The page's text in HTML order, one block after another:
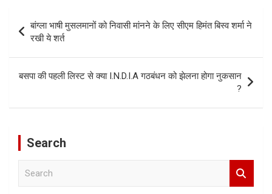
navigation
बांग्ला भाषी मुसलमानों को निवासी मांनने के लिए सीएम हिमंत बिस्व शर्मा ने
रखी ये शर्त
बसपा की पहली लिस्ट से क्या I.N.D.I.A गठबंधन को झेलना होगा नुकसान
?
Search